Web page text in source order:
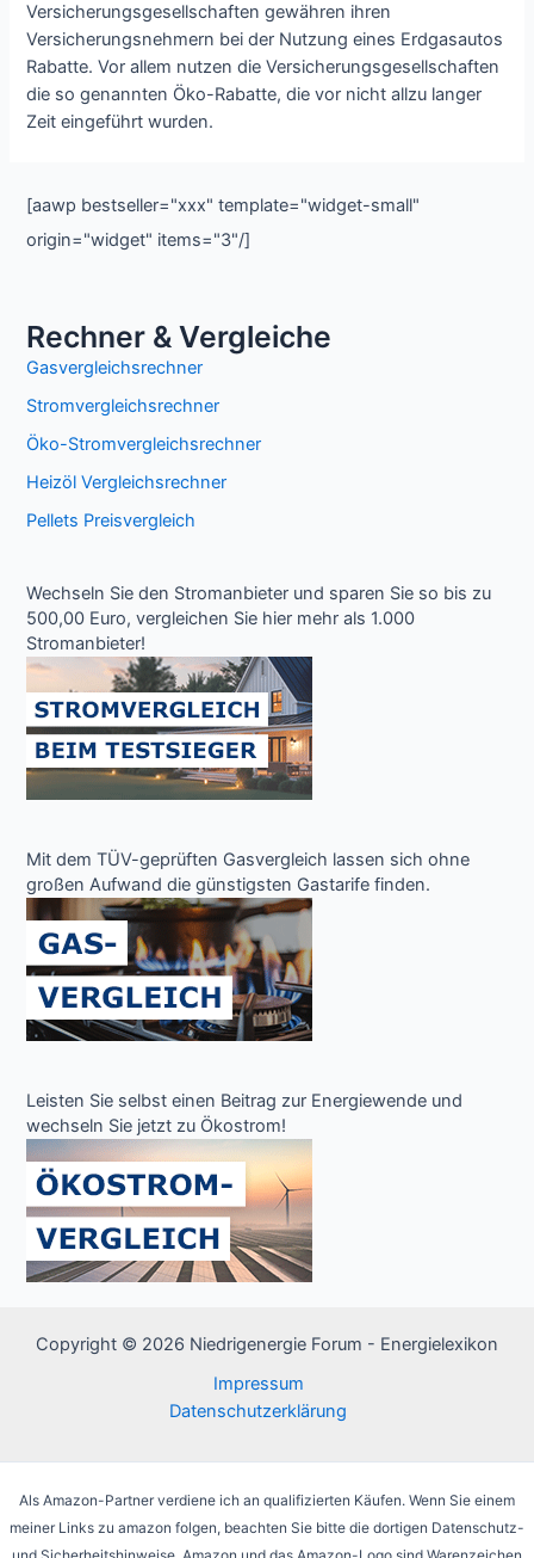
Versicherungsgesellschaften gewähren ihren
Versicherungsnehmern bei der Nutzung eines Erdgasautos
Rabatte. Vor allem nutzen die Versicherungsgesellschaften
die so genannten Öko-Rabatte, die vor nicht allzu langer
Zeit eingeführt wurden.
[aawp bestseller="xxx" template="widget-small"
origin="widget" items="3"/]
Rechner & Vergleiche
Gasvergleichsrechner
Stromvergleichsrechner
Öko-Stromvergleichsrechner
Heizöl Vergleichsrechner
Pellets Preisvergleich
Wechseln Sie den Stromanbieter und sparen Sie so bis zu
500,00 Euro, vergleichen Sie hier mehr als 1.000
Stromanbieter!
Mit dem TÜV-geprüften Gasvergleich lassen sich ohne
großen Aufwand die günstigsten Gastarife finden.
Leisten Sie selbst einen Beitrag zur Energiewende und
wechseln Sie jetzt zu Ökostrom!
Copyright © 2026 Niedrigenergie Forum - Energielexikon
Impressum
Datenschutzerklärung
Als Amazon-Partner verdiene ich an qualifizierten Käufen. Wenn Sie einem
meiner Links zu amazon folgen, beachten Sie bitte die dortigen Datenschutz-